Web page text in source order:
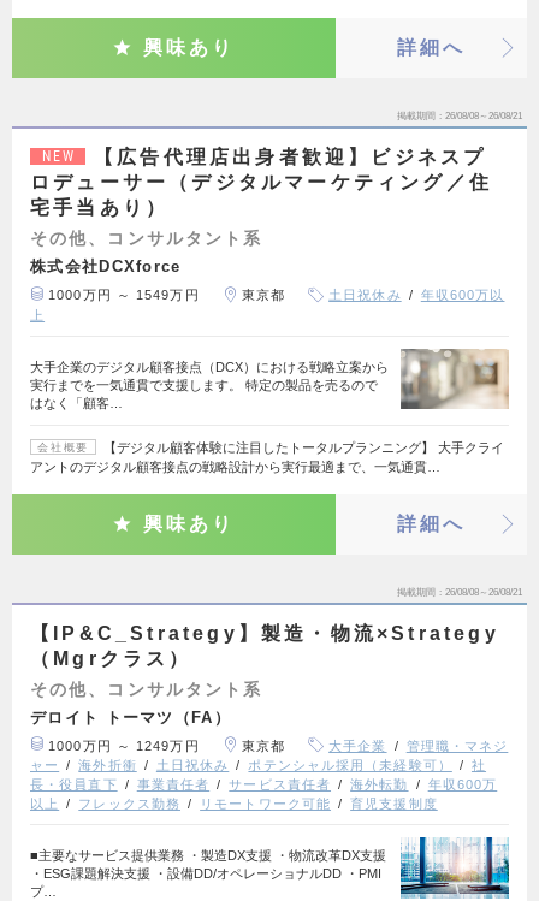
興味あり 詳細へ
掲載期間 26/08/08～26/08/21
NEW
【広告代理店出身者歓迎】ビジネスプ
ロデューサー（デジタルマーケティング／住
宅手当あり）
その他、コンサルタント系
株式会社DCXforce
1000万円 ～ 1549万円 東京都 土日祝休み
年収600万以
上
大手企業のデジタル顧客接点（DCX）における戦略立案から
実行までを一気通貫で支援します。 特定の製品を売るので
はなく「顧客…
会社概要
【デジタル顧客体験に注目したトータルプランニング】 大手クライ
アントのデジタル顧客接点の戦略設計から実行最適まで、一気通貫…
興味あり 詳細へ
掲載期間 26/08/08～26/08/21
【IP&C_Strategy】製造・物流×Strategy
（Mgrクラス）
その他、コンサルタント系
デロイト トーマツ（FA）
1000万円 ～ 1249万円 東京都 大手企業
管理職・マネジ
ャー
海外折衝 土日祝休み ポテンシャル採用（未経験可）
社
長・役員直下
事業責任者 サービス責任者 海外転勤
年収600万
以上
フレックス勤務 リモートワーク可能 育児支援制度
■主要なサービス提供業務 ・製造DX支援 ・物流改革DX支援
・ESG課題解決支援 ・設備DD/オペレーショナルDD ・PMI
プ…